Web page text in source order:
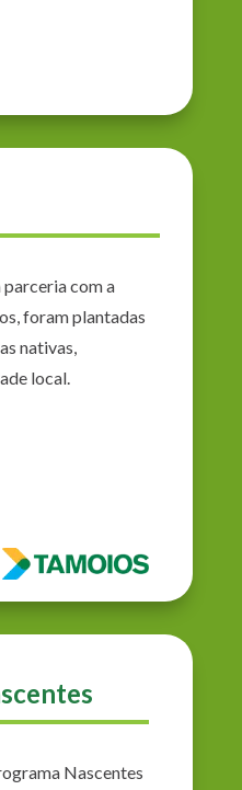
parceria com a
foram plantadas
nativas,
local.
Nascentes